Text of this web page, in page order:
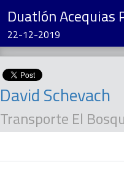
Duatlón Acequias
22-12-2019
David Schevach
Transporte El